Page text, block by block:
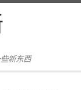
新东西